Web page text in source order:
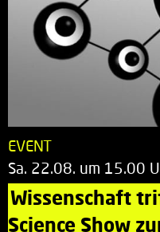
EVENT
Sa. 22.08. um 15.00
Wissenschaft
Science Show